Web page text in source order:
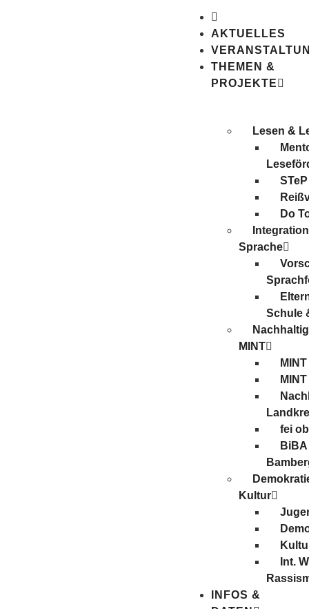
AKTUELLES
THEMEN &
PROJEKTE
Lesen &
Do
Sprache
Schule
MINT
fei
Kultur
Int.
INFOS &